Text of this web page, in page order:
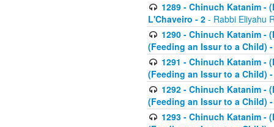
1289 - Chinuch Katanim -
L'Chaveiro - 2 - Rabbi Eliyahu
1290 - Chinuch Katanim -
(Feeding an Issur to a Child)
1291 - Chinuch Katanim -
(Feeding an Issur to a Child)
1292 - Chinuch Katanim -
(Feeding an Issur to a Child)
1293 - Chinuch Katanim -